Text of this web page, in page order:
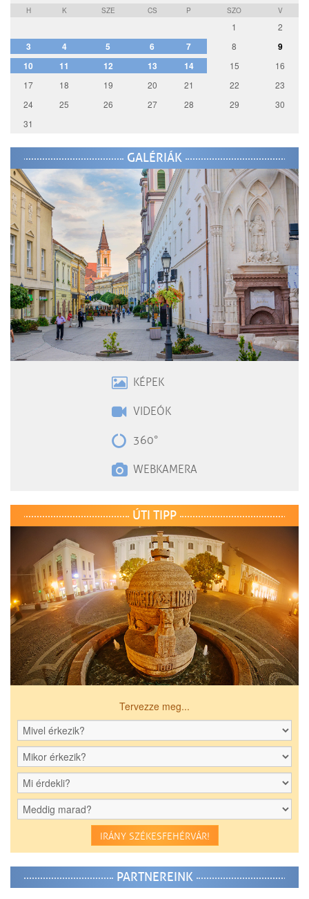
H K SZE CS P SZO V
1 2
3 4 5 6 7 8
9
10
11 12 13 14 15
16
17
18 19 20 21 22
23
24
25 26 27 28 29
30
31
GALÉRIÁK
KÉPEK
VIDEÓK
360°
WEBKAMERA
ÚTI TIPP
Tervezze meg...
IRÁNY SZÉKESFEHÉRVÁR!
PARTNEREINK